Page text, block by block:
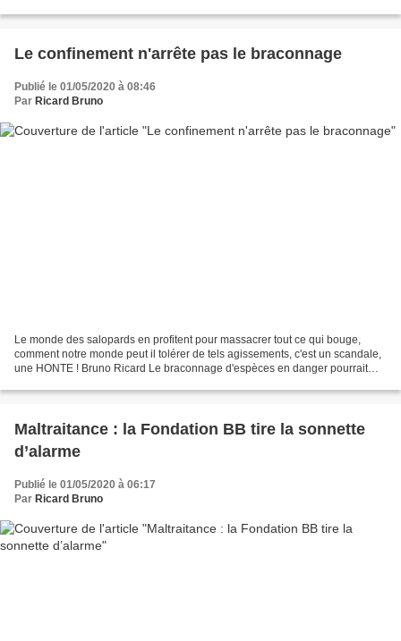
Le confinement n'arrête pas le braconnage
Publié le 01/05/2020 à 08:46
Par Ricard Bruno
Le monde des salopards en profitent pour massacrer tout ce qui bouge,
comment notre monde peut il tolérer de tels agissements, c'est un scandale,
une HONTE ! Bruno Ricard Le braconnage d'espèces en danger pourrait
Maltraitance : la Fondation BB tire la sonnette
d’alarme
Publié le 01/05/2020 à 06:17
Par Ricard Bruno